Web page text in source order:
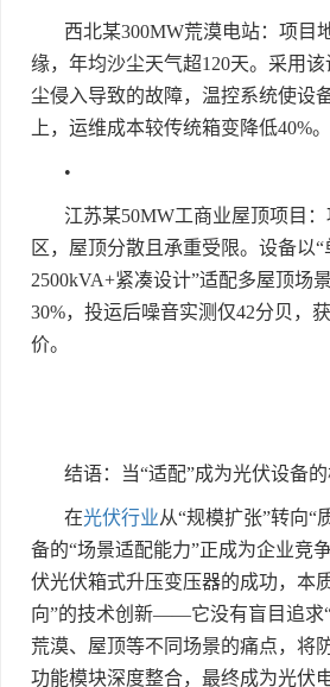
西北某300MW荒漠电站：项目
缘，年均沙尘天气超120天。采用
尘侵入导致的故障，温控系统使设
上，运维成本较传统箱变降低40%。
•
江苏某50MW工商业屋顶项目
区，屋顶分散且承重受限。设备以“
2500kVA+紧凑设计”适配多屋顶场
30%，投运后噪音实测仅42分贝，
价。
结语：当“适配”成为光伏设备
在光伏行业从“规模扩张”转向“
备的“场景适配能力”正成为企业竞
伏光伏箱式升压变压器的成功，本
向”的技术创新——它没有盲目追求
荒漠、屋顶等不同场景的痛点，将
功能模块深度整合，最终成为光伏